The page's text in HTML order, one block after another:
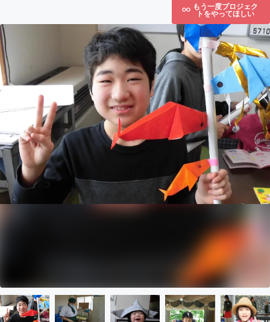
もう一度プロジェク
トをやってほしい